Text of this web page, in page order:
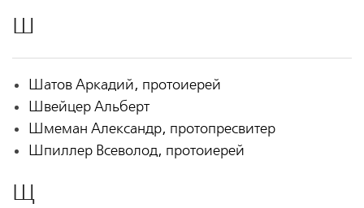
Ш
Шатов Аркадий, протоиерей
Швейцер Альберт
Шмеман Александр, протопресвитер
Шпиллер Всеволод, протоиерей
Щ